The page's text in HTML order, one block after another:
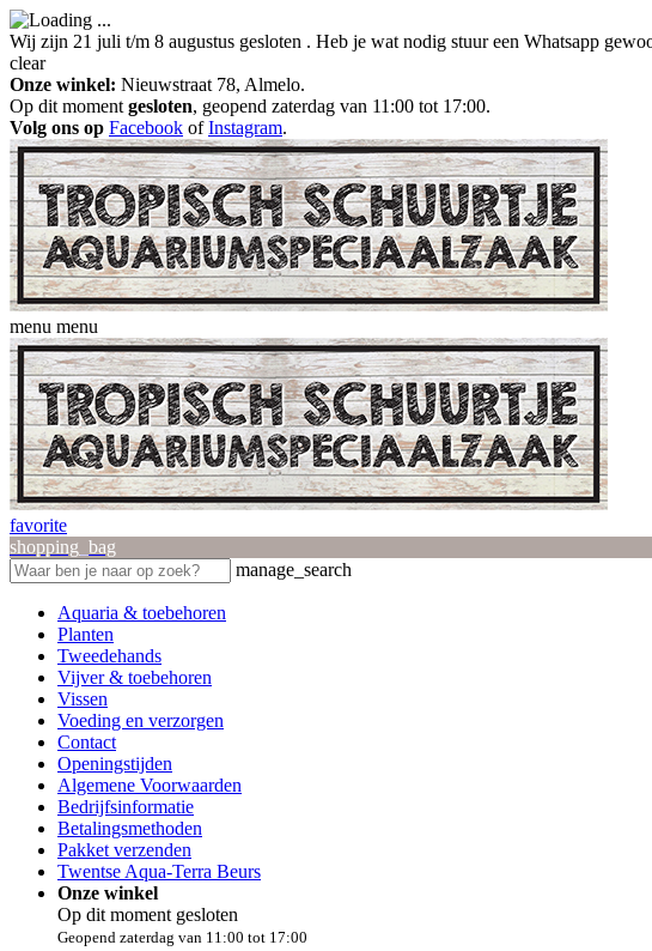
Wij zijn 21 juli t/m 8 augustus gesloten . Heb je wat nodig stuur een Whatsapp
clear
Onze winkel: Nieuwstraat 78, Almelo.
Op dit moment gesloten, geopend zaterdag van 11:00 tot 17:00.
Volg ons op Facebook ofInstagram.
menu menu
favorite
shopping_bag
manage_search
Aquaria & toebehoren
Planten
Tweedehands
Vijver & toebehoren
Vissen
Voeding en verzorgen
Contact
Openingstijden
Algemene Voorwaarden
Bedrijfsinformatie
Betalingsmethoden
Pakket verzenden
Twentse Aqua-Terra Beurs
Onze winkel
Op dit moment gesloten
Geopend zaterdag van 11:00 tot 17:00